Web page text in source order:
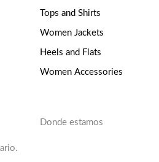
Tops and Shirts
Women Jackets
Heels and Flats
Women Accessories
Donde estamos